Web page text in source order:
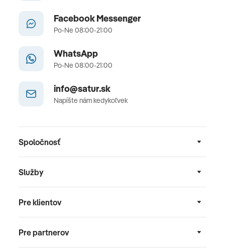
Facebook Messenger
Po-Ne 08:00-21:00
WhatsApp
Po-Ne 08:00-21:00
info@satur.sk
Napíšte nám kedykoľvek
Spoločnosť
Služby
Pre klientov
Pre partnerov